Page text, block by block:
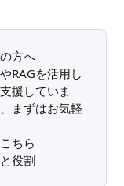
方へ
RAGを活用し
援していま
まずはお気軽
ちら
役割